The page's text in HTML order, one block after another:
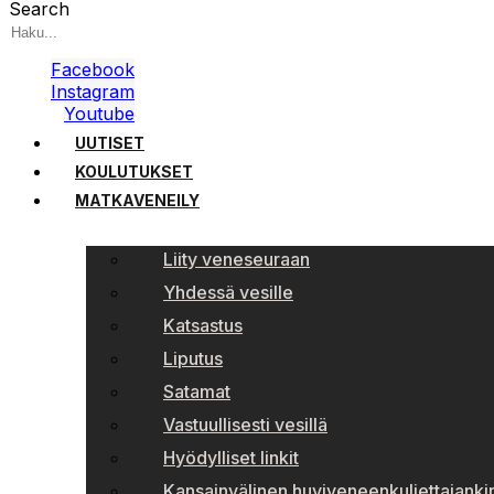
Search
Facebook
Instagram
Youtube
UUTISET
KOULUTUKSET
MATKAVENEILY
Liity veneseuraan
Yhdessä vesille
Katsastus
Liputus
Satamat
Vastuullisesti vesillä
Hyödylliset linkit